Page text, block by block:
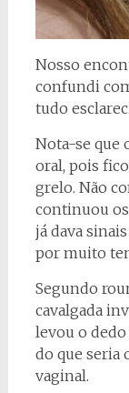
Nosso
confundi
tudo
Nota-se que
oral, pois
grelo. Não
continuou
já dava
por muito
Segundo
cavalgada
levou o
do que seria
vaginal.